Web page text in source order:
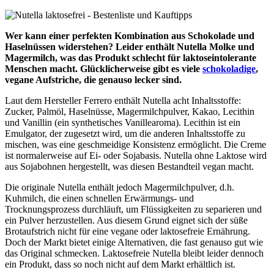
Wer kann einer perfekten Kombination aus Schokolade und
Haselnüssen widerstehen? Leider enthält Nutella Molke und
Magermilch, was das Produkt schlecht für laktoseintolerante
Menschen macht. Glücklicherweise gibt es viele schokoladige,
vegane Aufstriche, die genauso lecker sind.
Laut dem Hersteller Ferrero enthält Nutella acht Inhaltsstoffe:
Zucker, Palmöl, Haselnüsse, Magermilchpulver, Kakao, Lecithin
und Vanillin (ein synthetisches Vanillearoma). Lecithin ist ein
Emulgator, der zugesetzt wird, um die anderen Inhaltsstoffe zu
mischen, was eine geschmeidige Konsistenz ermöglicht. Die Creme
ist normalerweise auf Ei- oder Sojabasis. Nutella ohne Laktose wird
aus Sojabohnen hergestellt, was diesen Bestandteil vegan macht.
Die originale Nutella enthält jedoch Magermilchpulver, d.h.
Kuhmilch, die einen schnellen Erwärmungs- und
Trocknungsprozess durchläuft, um Flüssigkeiten zu separieren und
ein Pulver herzustellen. Aus diesem Grund eignet sich der süße
Brotaufstrich nicht für eine vegane oder laktosefreie Ernährung.
Doch der Markt bietet einige Alternativen, die fast genauso gut wie
das Original schmecken. Laktosefreie Nutella bleibt leider dennoch
ein Produkt, dass so noch nicht auf dem Markt erhältlich ist.